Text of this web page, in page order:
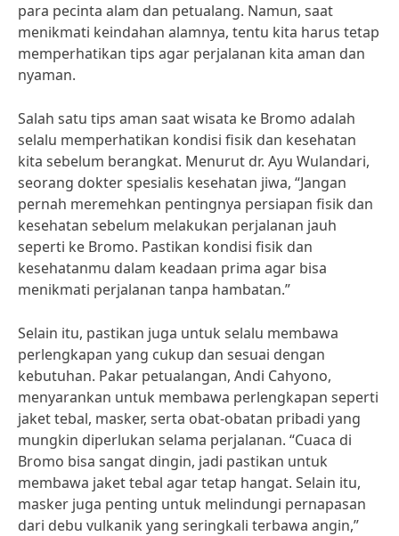
para pecinta alam dan petualang. Namun, saat
menikmati keindahan alamnya, tentu kita harus tetap
memperhatikan tips agar perjalanan kita aman dan
nyaman.
Salah satu tips aman saat wisata ke Bromo adalah
selalu memperhatikan kondisi fisik dan kesehatan
kita sebelum berangkat. Menurut dr. Ayu Wulandari,
seorang dokter spesialis kesehatan jiwa, “Jangan
pernah meremehkan pentingnya persiapan fisik dan
kesehatan sebelum melakukan perjalanan jauh
seperti ke Bromo. Pastikan kondisi fisik dan
kesehatanmu dalam keadaan prima agar bisa
menikmati perjalanan tanpa hambatan.”
Selain itu, pastikan juga untuk selalu membawa
perlengkapan yang cukup dan sesuai dengan
kebutuhan. Pakar petualangan, Andi Cahyono,
menyarankan untuk membawa perlengkapan seperti
jaket tebal, masker, serta obat-obatan pribadi yang
mungkin diperlukan selama perjalanan. “Cuaca di
Bromo bisa sangat dingin, jadi pastikan untuk
membawa jaket tebal agar tetap hangat. Selain itu,
masker juga penting untuk melindungi pernapasan
dari debu vulkanik yang seringkali terbawa angin,”